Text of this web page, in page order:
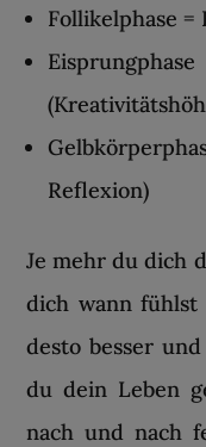
Follikelphase
Reflexion)
Je mehr du dich
dich wann
desto besser
du dein Leben
nach und nach